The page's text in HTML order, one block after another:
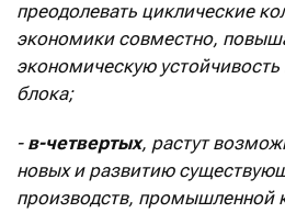
преодолевать циклические
экономики совместно,
экономическую устойчивость
блока;
- в-четвертых, растут
новых и развитию
производств, промышленной